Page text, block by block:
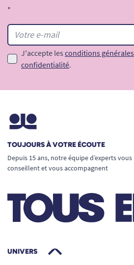
*
J'accepte les conditions générales
confidentialité.
TOUJOURS À VOTRE ÉCOUTE
Depuis 15 ans, notre équipe d’experts vous
conseillent et vous accompagnent
UNIVERS